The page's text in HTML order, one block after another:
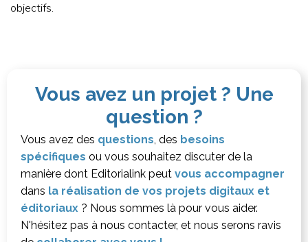
objectifs.
Vous avez un projet ? Une
question ?
Vous avez des questions, des besoins
spécifiques ou vous souhaitez discuter de la
manière dont Editorialink peut vous accompagner
dans la réalisation de vos projets digitaux et
éditoriaux ? Nous sommes là pour vous aider.
N'hésitez pas à nous contacter, et nous serons ravis